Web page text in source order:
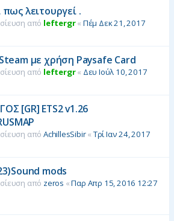
πως λειτουργεί .
από leftergr« Πέμ Δεκ 21, 2017
με χρήση Paysafe Card
από leftergr« Δευ Ιούλ 10, 2017
[GR] ETS2 v1.26
απόAchillesSibir« Τρί Ιαν 24, 2017
mods
από zeros «Παρ Απρ 15, 2016 12:27